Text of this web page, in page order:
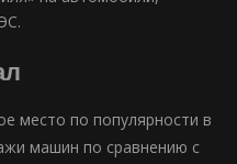
место по популярности в
машин по сравнению с